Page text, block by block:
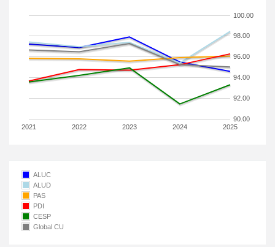
2021 2022 2023 2024 2025
90.00
92.00
94.00
96.00
98.00
100.00
ALUC
ALUD
PAS
PDI
CESP
Global CU